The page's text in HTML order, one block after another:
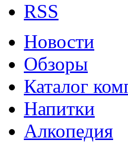
RSS
Новости
Обзоры
Каталог
Напитки
Алкопедия